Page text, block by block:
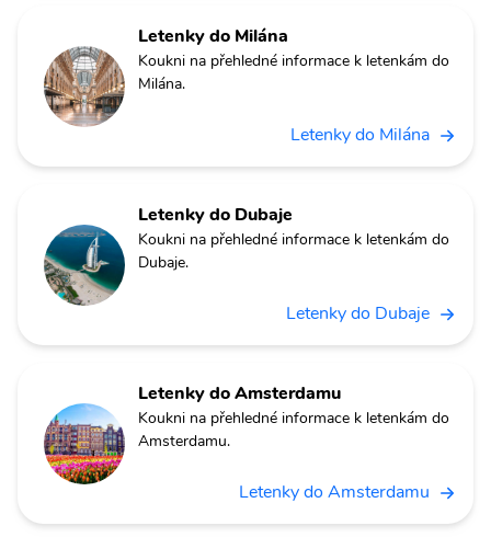
Letenky do Milána
Koukni na přehledné informace k letenkám do
Milána.
Letenky do Milána
Letenky do Dubaje
Koukni na přehledné informace k letenkám do
Dubaje.
Letenky do Dubaje
Letenky do Amsterdamu
Koukni na přehledné informace k letenkám do
Amsterdamu.
Letenky do Amsterdamu